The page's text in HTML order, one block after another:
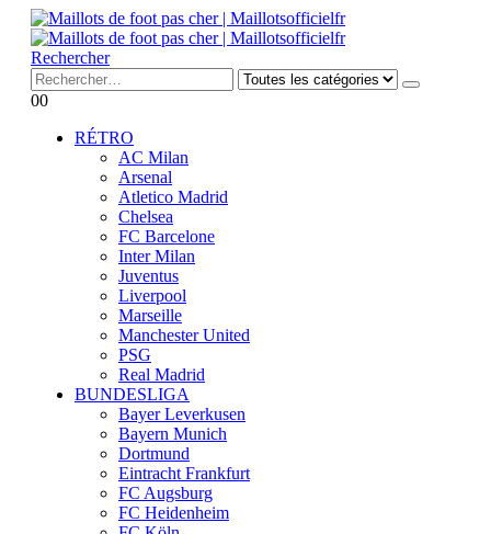
Rechercher
00
RÉTRO
AC Milan
Arsenal
Atletico Madrid
Chelsea
FC Barcelone
Inter Milan
Juventus
Liverpool
Marseille
Manchester United
PSG
Real Madrid
BUNDESLIGA
Bayer Leverkusen
Bayern Munich
Dortmund
Eintracht Frankfurt
FC Augsburg
FC Heidenheim